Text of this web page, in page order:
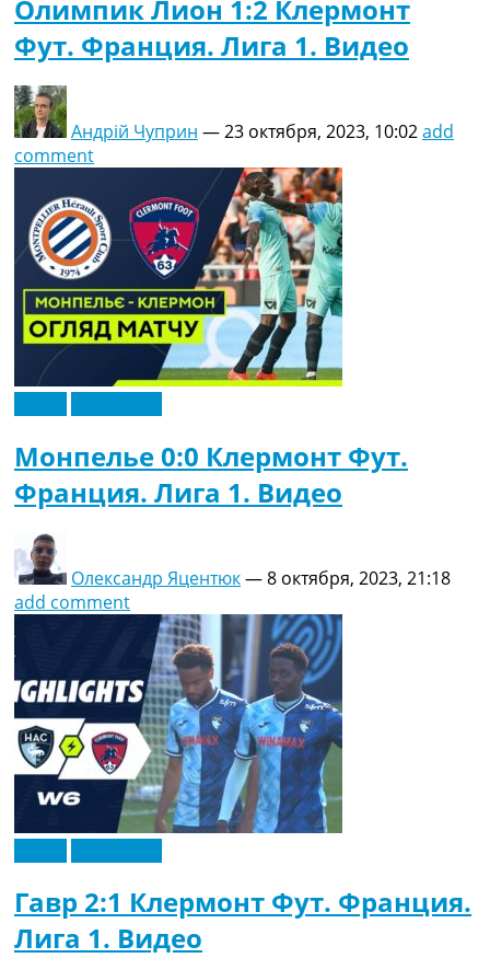
Олимпик Лион 1:2 Клермонт
Фут. Франция. Лига 1. Видео
Андрій Чуприн —23 октября, 2023, 10:02add
comment
Монпелье 0:0 Клермонт Фут.
Франция. Лига 1. Видео
Олександр Яцентюк—8 октября, 2023, 21:18
add comment
Гавр 2:1 Клермонт Фут. Франция.
Лига 1. Видео